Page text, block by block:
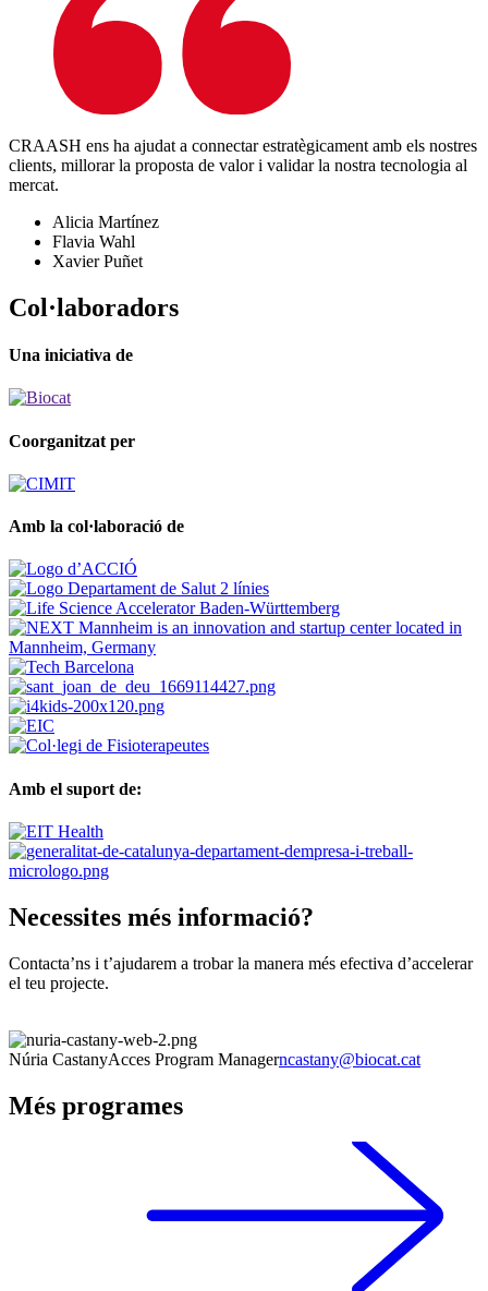
CRAASH ens ha ajudat a connectar estratègicament amb els nostres
clients, millorar la proposta de valor i validar la nostra tecnologia al
mercat.
Alicia Martínez
Flavia Wahl
Xavier Puñet
Col·laboradors
Una iniciativa de
Coorganitzat per
Amb la col·laboració de
Amb el suport de:
Necessites més informació?
Contacta’ns i t’ajudarem a trobar la manera més efectiva d’accelerar
el teu projecte.
Núria CastanyAcces Program Managerncastany@biocat.cat
Més programes